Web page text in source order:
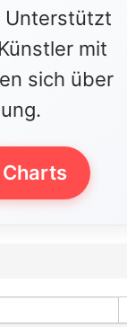
Unterstützt
mit
sich über
Charts